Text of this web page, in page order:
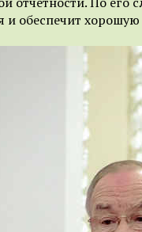
и обеспечит хорошую